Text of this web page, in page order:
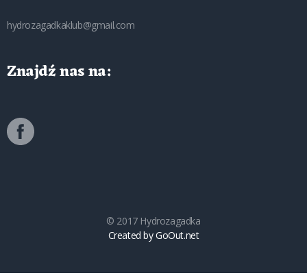
hydrozagadkaklub@gmail.com
Znajdź nas na:
© 2017 Hydrozagadka
Created by GoOut.net